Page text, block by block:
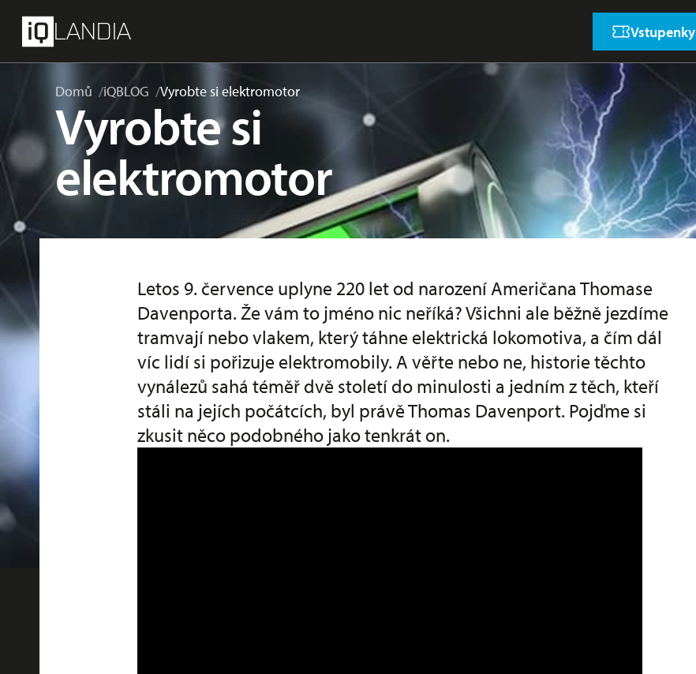
LANDIA Vstupenky
Domů iQBLOG Vyrobte si elektromotor
Vyrobte si
elektromotor
Letos 9. července uplyne 220 let od narození Američana Thomase
Davenporta. Že vám to jméno nic neříká? Všichni ale běžně jezdíme
tramvají nebo vlakem, který táhne elektrická lokomotiva, a čím dál
víc lidí si pořizuje elektromobily. A věřte nebo ne, historie těchto
vynálezů sahá téměř dvě století do minulosti a jedním z těch, kteří
stáli na jejích počátcích, byl právě Thomas Davenport. Pojďme si
zkusit něco podobného jako tenkrát on.